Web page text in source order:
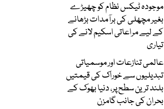
موجودہ ٹیکس نظام کو چھیڑے
بغیر مچھلی کی برآمدات بڑھانے
کے لیے مراعاتی اسکیم لانے کی
تیاری
عالمی تنازعات اور موسمیاتی
تبدیلیوں سے خوراک کی قیمتیں
بلند ترین سطح پر، دنیا بھوک کے
بحران کی جانب گامزن